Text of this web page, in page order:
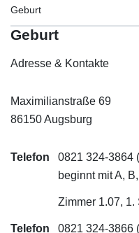
Geburt
Geburt
Adresse & Kontakte
Maximilianstraße 69
86150 Augsburg
Telefon
0821 324-3864
beginnt mit A,
Zimmer 1.07, 1.
Telefon
0821 324-3866